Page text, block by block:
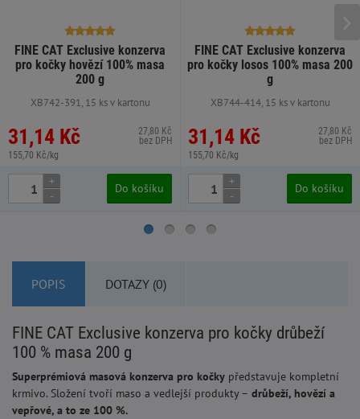
FINE CAT Exclusive konzerva
pro kočky hovězí 100% masa
200 g
XB742-391, 15 ks v kartonu
31,14 Kč
155,70 Kč/kg
27,80 Kč
bez DPH
+
-
Do košíku
FINE CAT Exclusive konzerva
pro kočky losos 100% masa 200
g
XB744-414, 15 ks v kartonu
31,14 Kč
155,70 Kč/kg
27,80 Kč
bez DPH
+
-
Do košíku
POPIS DOTAZY (0)
FINE CAT Exclusive konzerva pro kočky drůbeží
100 % masa 200 g
Superprémiová masová konzerva pro kočky představuje kompletní
krmivo. Složení tvoří maso a vedlejší produkty – drůbeží, hovězí a
vepřové, a to ze 100 %.